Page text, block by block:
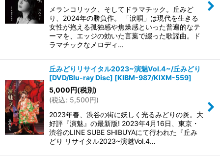
メランコリック、そしてドラマチック。丘みど
り、2024年の勝負作。 「涙唄」は現代を生きる
女性が抱える孤独感や焦燥感といった普遍的なテ
ーマを、エッジの効いた言葉で綴った歌謡曲。ド
ラマチックなメロディ…
丘みどりリサイタル2023~演魅Vol.4~/丘みどり
[DVD/Blu-ray Disc] [KIBM-987/KIXM-559]
5,000円(税別)
(税込: 5,500円)
2023年春、渋谷の街に妖しく光るみどりの炎。大
好評『演魅』の最新版! 2023年4月16日、東京・
渋谷のLINE SUBE SHIBUYAにて行われた『丘み
どり リサイタル2023~演魅Vol.4…